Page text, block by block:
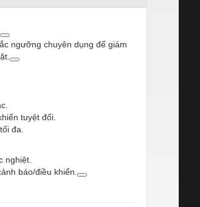
ngưỡng chuyên dụng để giám
tuyệt đối.
đa.
nghiệt.
báo/điều khiển.